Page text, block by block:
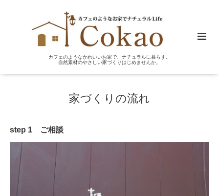
カフェのようなかわいいお家で、ナチュラルに暮らす。
自然素材のやさしい家づくりはじめませんか。
家づくりの流れ
step 1 ご相談